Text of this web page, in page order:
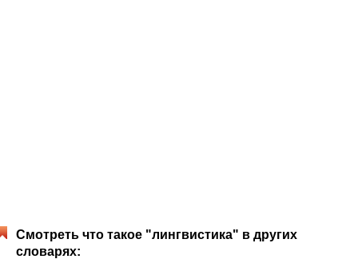
Смотреть что такое "лингвистика" в других
словарях: